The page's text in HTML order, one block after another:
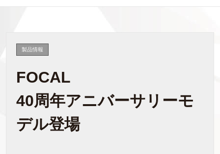
製品情報
FOCAL
40周年アニバーサリーモ
デル登場